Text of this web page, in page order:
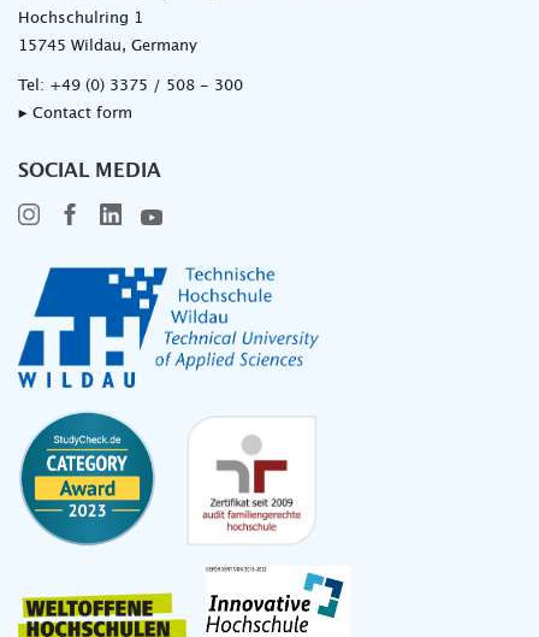
Hochschulring 1
15745 Wildau, Germany
Tel: +49 (0) 3375 / 508 - 300
▸ Contact form
SOCIAL MEDIA